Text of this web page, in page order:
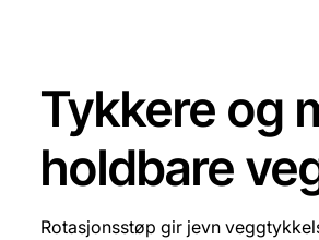
Tykkere og
holdbare
Rotasjonsstøp gir jevn